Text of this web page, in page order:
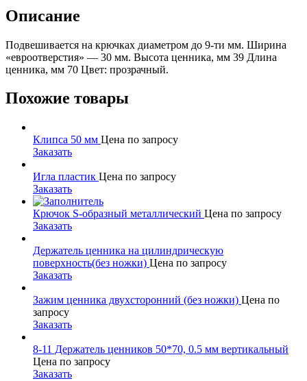
TR070
Описание
Подвешивается на крючках диаметром до 9-ти мм. Ширина
«евроотверстия» — 30 мм. Высота ценника, мм 39 Длина
ценника, мм 70 Цвет: прозрачный.
Похожие товары
Клипса 50 мм Цена по запросу
Заказать
Игла пластик Цена по запросу
Заказать
Крючок S-образный металлический Цена по запросу
Заказать
Держатель ценника на цилиндрическую
поверхность(без ножки) Цена по запросу
Заказать
Зажим ценника двухсторонний (без ножки) Цена по
запросу
Заказать
8-11 Держатель ценников 50*70, 0.5 мм вертикальный
Цена по запросу
Заказать